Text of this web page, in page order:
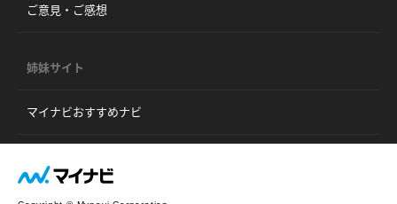
ご意見・ご感想
姉妹サイト
マイナビおすすめナビ